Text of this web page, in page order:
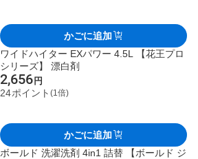
かごに追加
ワイドハイター EXパワー 4.5L 【花王プロ
シリーズ】 漂白剤
2,656 円
24ポイント (1倍)
かごに追加
ボールド 洗濯洗剤 4in1 詰替 【ボールド ジ